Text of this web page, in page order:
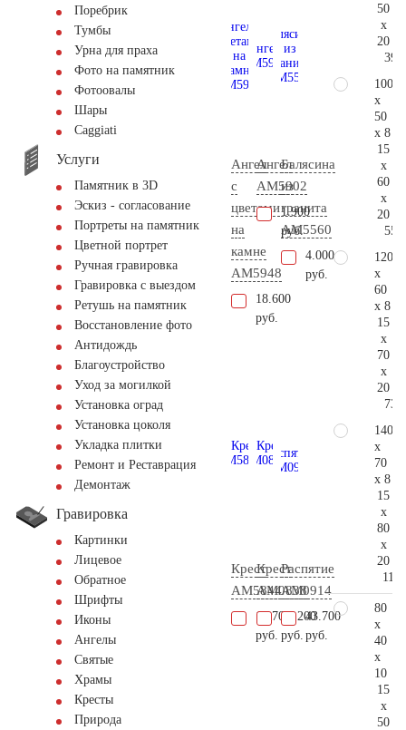
Поребрик
Тумбы
Урна для праха
Фото на памятник
Фотоовалы
Шары
Сaggiati
Услуги
Памятник в 3D
Эскиз - согласование
Портреты на памятник
Цветной портрет
Ручная гравировка
Гравировка с выездом
Ретушь на памятник
Восстановление фото
Антидождь
Благоустройство
Уход за могилкой
Установка оград
Установка цоколя
Укладка плитки
Ремонт и Реставрация
Демонтаж
Гравировка
Картинки
Лицевое
Обратное
Шрифты
Иконы
Ангелы
Святые
Храмы
Кресты
Природа
Ангел
с
цветами
на
камне
AM5948
18.600
руб.
Ангел
AM5902
1.900
руб.
Балясина
из
гранита
AM5560
4.000
руб.
Крест
AM5844
18.700
руб.
Крест
AM0838
32.200
руб.
Распятие
AM0914
43.700
руб.
50
x
20
100
x
50
x 8
15
x
60
x
20
120
x
60
x 8
15
x
70
x
20
140
x
70
x 8
15
x
80
x
20
80
x
40
x
10
15
x
50